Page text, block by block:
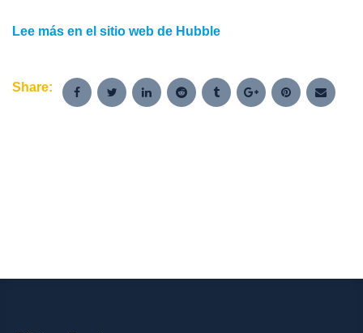
Lee más en el sitio web de Hubble
Share: